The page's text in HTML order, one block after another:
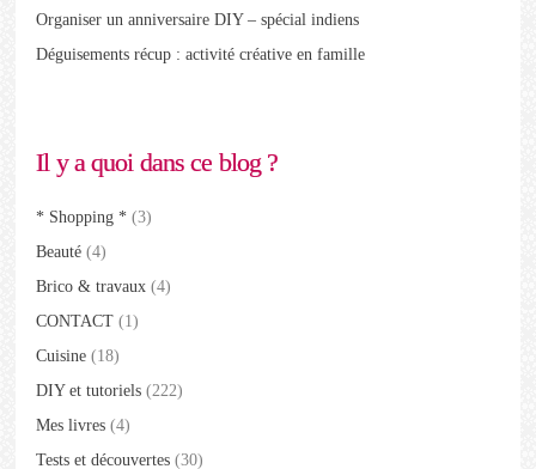
Organiser un anniversaire DIY – spécial indiens
Déguisements récup : activité créative en famille
Il y a quoi dans ce blog ?
* Shopping * (3)
Beauté (4)
Brico & travaux (4)
CONTACT (1)
Cuisine (18)
DIY et tutoriels (222)
Mes livres (4)
Tests et découvertes (30)